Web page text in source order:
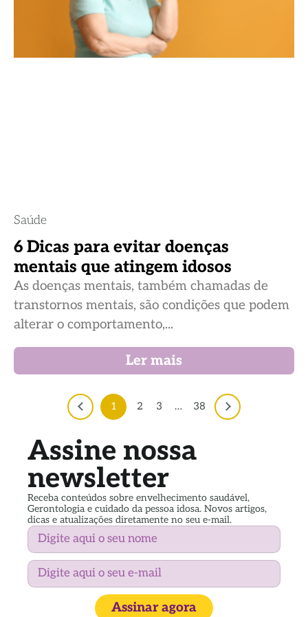
Saúde
6 Dicas para evitar doenças
mentais que atingem idosos
As doenças mentais, também chamadas de
transtornos mentais, são condições que podem
alterar o comportamento,...
Ler mais
1 2 3 … 38
Assine nossa
newsletter
Receba conteúdos sobre envelhecimento saudável,
Gerontologia e cuidado da pessoa idosa. Novos artigos,
dicas e atualizações diretamente no seu e-mail.
Assinar agora